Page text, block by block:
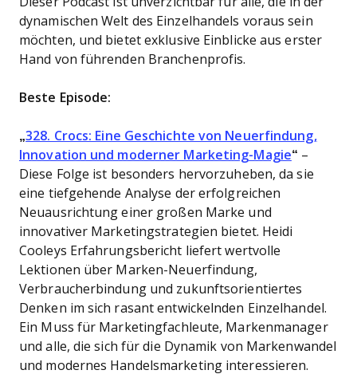
dynamischen Welt des Einzelhandels voraus sein
möchten, und bietet exklusive Einblicke aus erster
Hand von führenden Branchenprofis.
Beste Episode:
„328. Crocs: Eine Geschichte von Neuerfindung,
Innovation und moderner Marketing-Magie“ –
Diese Folge ist besonders hervorzuheben, da sie
eine tiefgehende Analyse der erfolgreichen
Neuausrichtung einer großen Marke und
innovativer Marketingstrategien bietet. Heidi
Cooleys Erfahrungsbericht liefert wertvolle
Lektionen über Marken-Neuerfindung,
Verbraucherbindung und zukunftsorientiertes
Denken im sich rasant entwickelnden Einzelhandel.
Ein Muss für Marketingfachleute, Markenmanager
und alle, die sich für die Dynamik von Markenwandel
und modernes Handelsmarketing interessieren.